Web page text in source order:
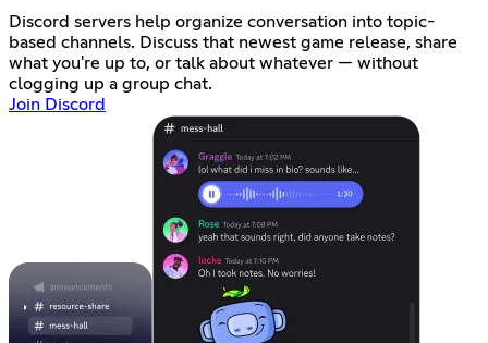
Discord servers help organize conversation into topic-
based channels. Discuss that newest game release, share
what you're up to, or talk about whatever — without
clogging up a group chat.
Join Discord